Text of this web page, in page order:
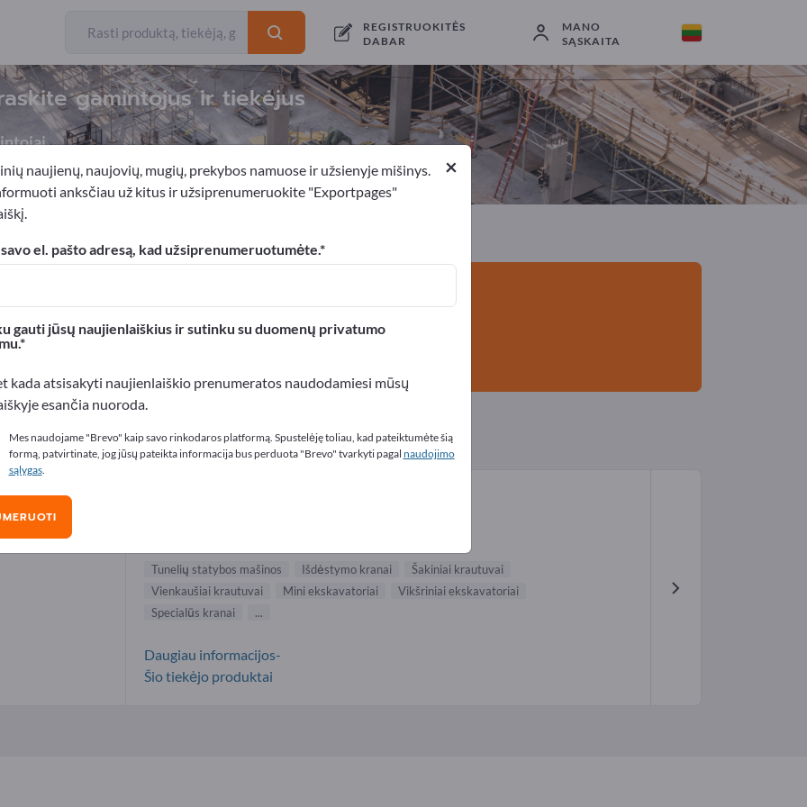
REGISTRUOKITĖS
DABAR
MANO
SĄSKAITA
gamintojus ir tiekėjus
Eksportuotojai 1 Gamintojai
statybos mašinos
kontaktai >> pradėkite čia
Exportpages svetainėje.
>> publikuokite čia
statybos mašinos tiekėjai (1)
Tunelių statybos mašinos Išdėstymo kranai
Šakiniai krautuvai
Vienkaušiai krautuvai
Mini ekskavatoriai
Vikšriniai ekskavatoriai
Specialūs kranai
...
Daugiau informacijos-
Šio tiekėjo produktai
×
naujienų, naujovių, mugių, prekybos namuose ir užsienyje mišinys.
anksčiau už kitus ir užsiprenumeruokite "Exportpages"
el. pašto adresą, kad užsiprenumeruotumėte.
gauti jūsų naujienlaiškius ir sutinku su duomenų privatumo
kada atsisakyti naujienlaiškio prenumeratos naudodamiesi mūsų
esančia nuoroda.
Mes naudojame "Brevo" kaip savo rinkodaros platformą. Spustelėję toliau, kad pateiktumėte šią
formą, patvirtinate, jog jūsų pateikta informacija bus perduota "Brevo" tvarkyti pagal naudojimo
sąlygas.